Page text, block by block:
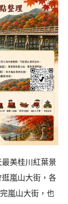
美桂川紅葉景
嵐山大街，各
嵐山大街，也